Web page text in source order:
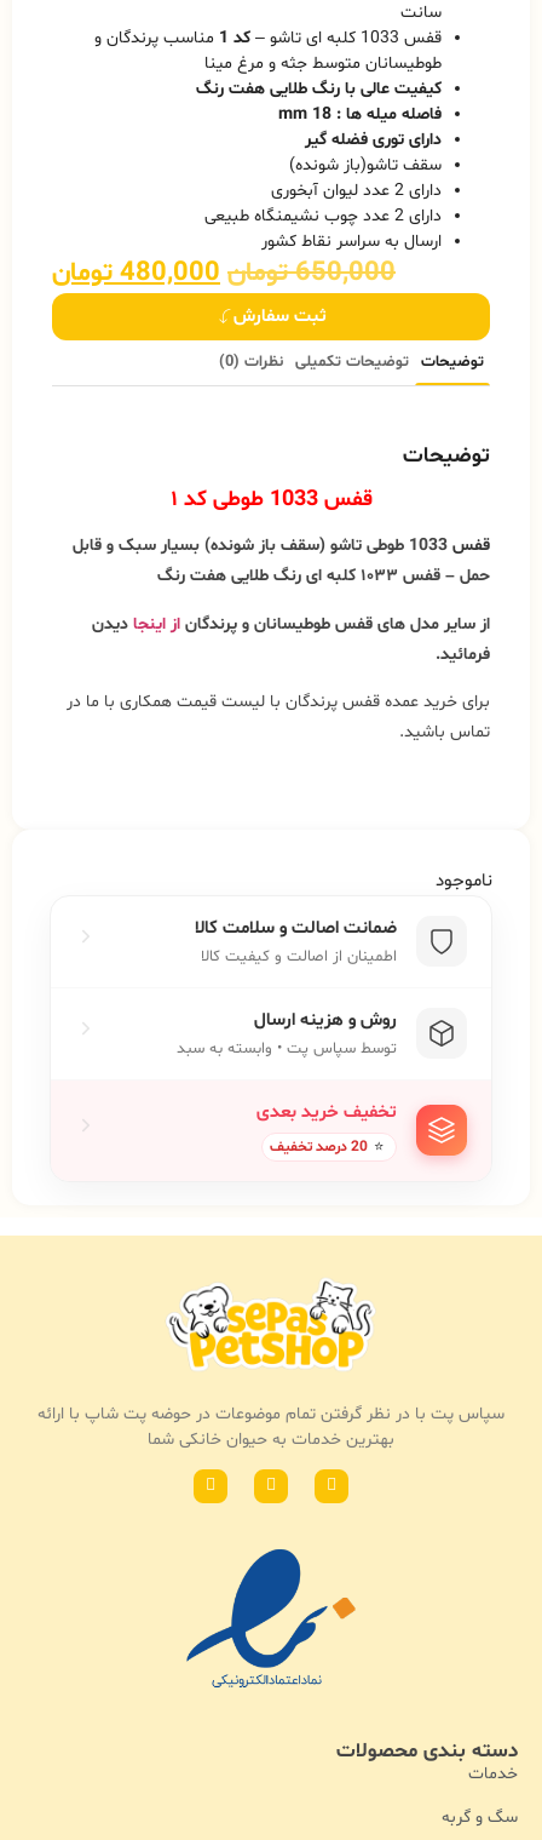
سانت
قفس 1033 کلبه ای تاشو –
کد 1
مناسب پرندگان و
طوطیسانان متوسط جثه و مرغ مینا
کیفیت عالی با رنگ طلایی هفت رنگ
فاصله میله ها : 18 mm
دارای توری فضله گیر
سقف تاشو(باز شونده)
دارای 2 عدد لیوان آبخوری
دارای 2 عدد چوب نشیمنگاه طبیعی
ارسال به سراسر نقاط کشور
650,000 تومان 480,000 تومان
ثبت سفارش
توضیحات توضیحات تکمیلی نظرات (0)
توضیحات
قفس 1033 طوطی کد ۱
قفس
1033 طوطی تاشو (سقف باز شونده) بسیار سبک و قابل
حمل – قفس ۱۰۳۳ کلبه ای رنگ طلایی هفت رنگ
از سایر مدل های قفس طوطیسانان و پرندگان از اینجا دیدن
فرمائید.
برای خرید عمده قفس پرندگان با لیست قیمت همکاری با ما در
تماس باشید.
ناموجود
ضمانت اصالت و سلامت کالا
اطمینان از اصالت و کیفیت کالا
روش و هزینه ارسال
توسط سپاس پت • وابسته به سبد
تخفیف خرید بعدی
⭐ 20 درصد تخفیف
دسته بندی محصولات
خدمات
سگ و گربه
سپاس پت با در نظر گرفتن تمام موضوعات در حوضه پت شاپ با ارائه
بهترین خدمات به حیوان خانکی شما